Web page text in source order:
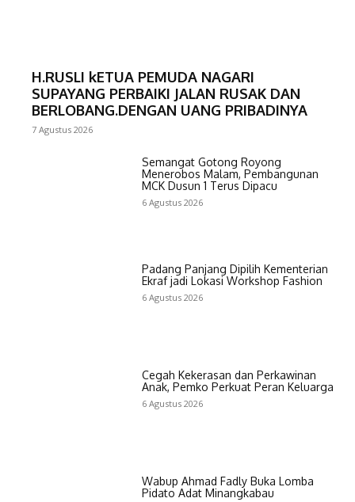
H.RUSLI kETUA PEMUDA NAGARI
SUPAYANG PERBAIKI JALAN RUSAK DAN
BERLOBANG.DENGAN UANG PRIBADINYA
7 Agustus 2026
Semangat Gotong Royong
Menerobos Malam, Pembangunan
MCK Dusun 1 Terus Dipacu
6 Agustus 2026
Padang Panjang Dipilih Kementerian
Ekraf jadi Lokasi Workshop Fashion
6 Agustus 2026
Cegah Kekerasan dan Perkawinan
Anak, Pemko Perkuat Peran Keluarga
6 Agustus 2026
Wabup Ahmad Fadly Buka Lomba
Pidato Adat Minangkabau